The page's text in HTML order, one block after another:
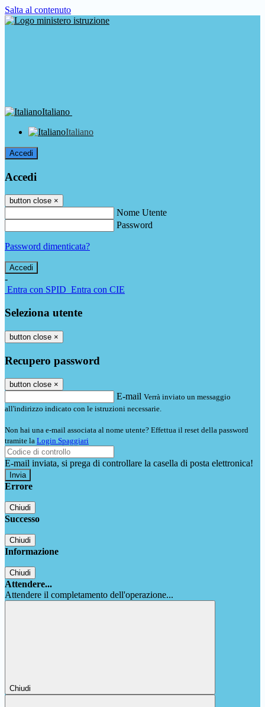
Salta al contenuto
Italiano
Italiano
Accedi
Accedi
button close ×
Nome Utente
Password
Password dimenticata?
-
Entra con SPID Entra con CIE
Seleziona utente
button close ×
Recupero password
button close ×
E-mail Verrà inviato un messaggio
all'indirizzo indicato con le istruzioni necessarie.
Non hai una e-mail associata al nome utente? Effettua il reset della password
tramite la Login Spaggiari
E-mail inviata, si prega di controllare la casella di posta elettronica!
Errore
Chiudi
Successo
Chiudi
Informazione
Chiudi
Attendere...
Attendere il completamento dell'operazione...
Chiudi